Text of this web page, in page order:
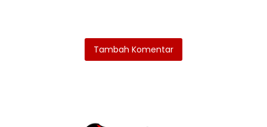
Tambah Komentar